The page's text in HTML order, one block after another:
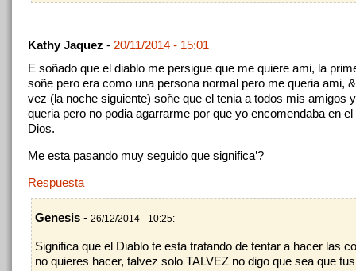
Kathy Jaquez - 20/11/2014 - 15:01
E soñado que el diablo me persigue que me quiere ami, la
soñe pero era como una persona normal pero me queria ami,
vez (la noche siguiente) soñe que el tenia a todos mis amigos
queria pero no podia agarrarme por que yo encomendaba en
Dios.
Me esta pasando muy seguido que significa’?
Respuesta
Genesis - 26/12/2014 - 10:25:
Significa que el Diablo te esta tratando de tentar a hacer las
no quieres hacer, talvez solo TALVEZ no digo que sea que